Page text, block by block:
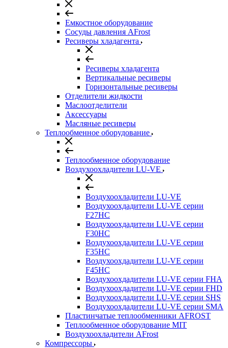
Емкостное оборудование
Сосуды давления AFrost
Ресиверы хладагента
Ресиверы хладагента
Вертикальные ресиверы
Горизонтальные ресиверы
Отделители жидкости
Маслоотделители
Аксессуары
Масляные ресиверы
Теплообменное оборудование
Теплообменное оборудование
Воздухоохладители LU-VE
Воздухоохладители LU-VE
Воздухоохдадители LU-VE серии
F27HC
Воздухоохдадители LU-VE серии
F30HC
Воздухоохдадители LU-VE серии
F35HC
Воздухоохдадители LU-VE серии
F45HC
Воздухоохдадители LU-VE серии FHA
Воздухоохдадители LU-VE серии FHD
Воздухоохдадители LU-VE серии SHS
Воздухоохдадители LU-VE серии SMA
Пластинчатые теплообменники AFROST
Теплообменное оборудование MIT
Воздухоохладители AFrost
Компрессоры